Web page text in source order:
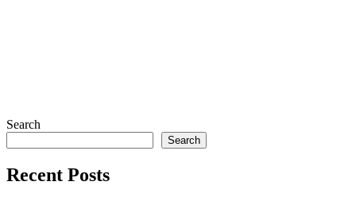
Search
Search
Recent Posts